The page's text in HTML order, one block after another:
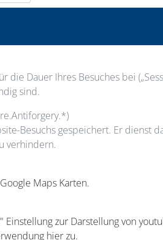
Dauer Ihres Besuches bei
sind.
Besuchs gespeichert. Er dienst
verhindern.
Maps Karten.
zur Darstellung von
hier zu.